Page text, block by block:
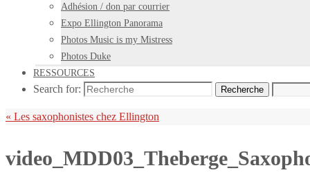
Adhésion / don par courrier
Expo Ellington Panorama
Photos Music is my Mistress
Photos Duke
RESSOURCES
Search for: Recherche
« Les saxophonistes chez Ellington